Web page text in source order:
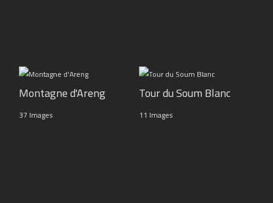
Montagne d'Areng
37 Images
Tour du Soum Blanc
11 Images